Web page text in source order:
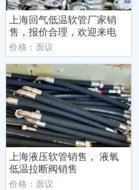
上海回气低温软管厂家销
售，报价合理，欢迎来电
价格：面议
上海液压软管销售， 液氧
低温拉断阀销售
价格：面议